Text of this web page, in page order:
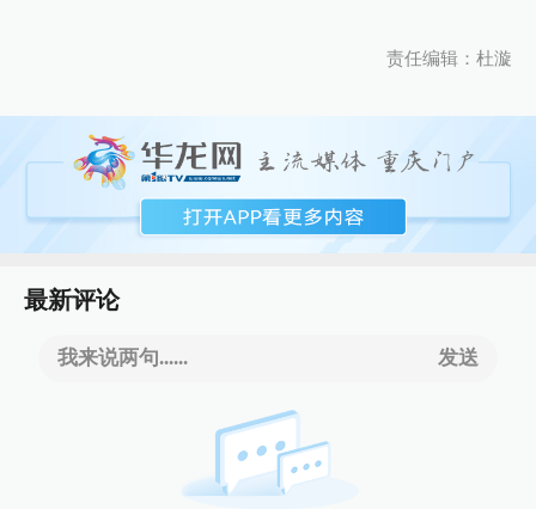
责任编辑：杜漩
最新评论
我来说两句...... 发送